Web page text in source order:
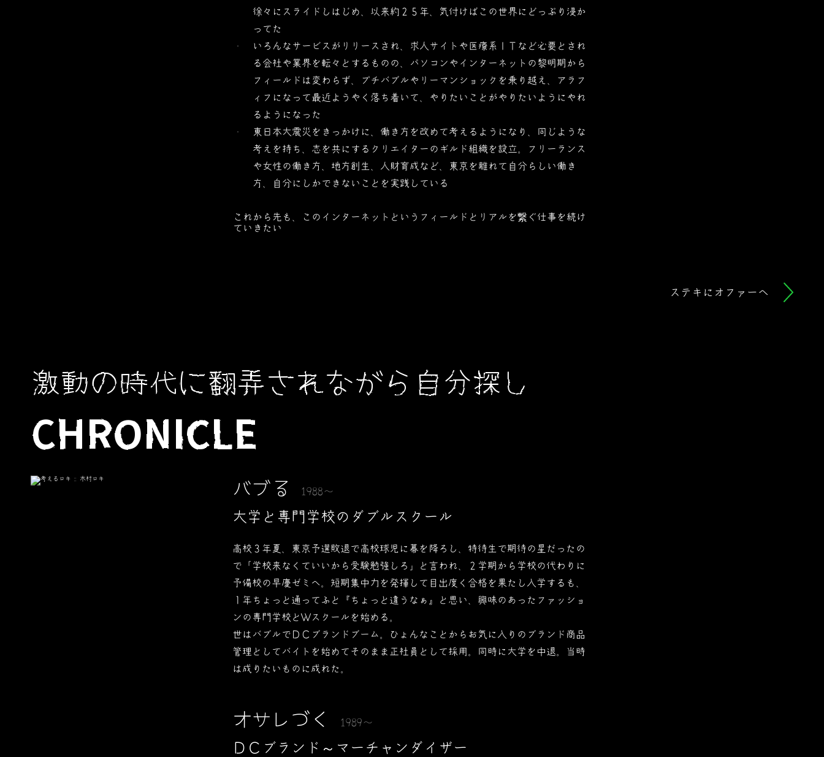
徐々にスライドしはじめ、以来約２５年、気付けばこの世界にどっぷり浸か
ってた
いろんなサービスがリリースされ、求人サイトや医療系ＩＴなど必要とされ
る会社や業界を転々とするものの、パソコンやインターネットの黎明期から
フィールドは変わらず、プチバブルやリーマンショックを乗り越え、アラフ
ィフになって最近ようやく落ち着いて、やりたいことがやりたいようにやれ
るようになった
東日本大震災をきっかけに、働き方を改めて考えるようになり、同じような
考えを持ち、志を共にするクリエイターのギルド組織を設立。フリーランス
や女性の働き方、地方創生、人財育成など、東京を離れて自分らしい働き
方、自分にしかできないことを実践している
これから先も、このインターネットというフィールドとリアルを繋ぐ仕事を続け
ていきたい
ステキにオファーへ
激動の時代に翻弄されながら自分探し
CHRONICLE
バブる 1988～
大学と専門学校のダブルスクール
高校３年夏、東京予選敗退で高校球児に幕を降ろし、特待生で期待の星だったの
で「学校来なくていいから受験勉強しろ」と言われ、２学期から学校の代わりに
予備校の早慶ゼミへ。短期集中力を発揮して目出度く合格を果たし入学するも、
１年ちょっと通ってふと『ちょっと違うなぁ』と思い、興味のあったファッショ
ンの専門学校とＷスクールを始める。
世はバブルでＤＣブランドブーム。ひょんなことからお気に入りのブランド商品
管理としてバイトを始めてそのまま正社員として採用。同時に大学を中退。当時
は成りたいものに成れた。
オサレづく 1989～
ＤＣブランド～マーチャンダイザー